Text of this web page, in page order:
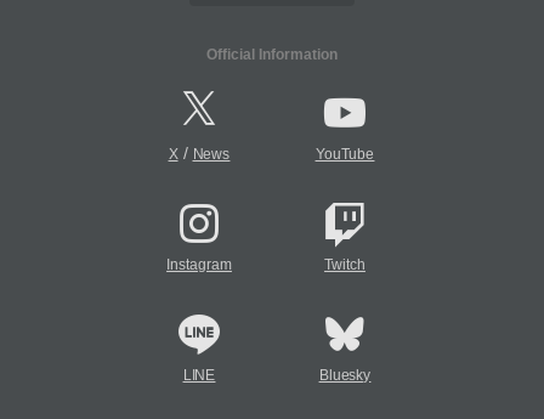
Official Information
X/ News YouTube
Instagram Twitch
LINE Bluesky